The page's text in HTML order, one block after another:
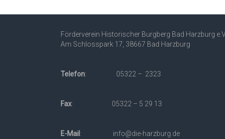
Förderverein Historischer Burgberg Bad Harzburg
Am Schlosspark 17, 38667 Bad Harzburg
Telefon: 05322 – 2323
Fax: 05322 – 5 29 13
E-Mail : info@die-harzburg.de